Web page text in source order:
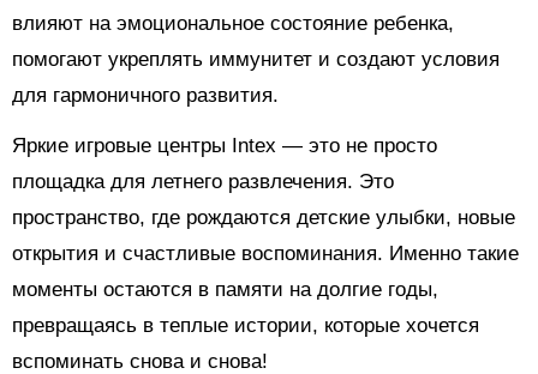
влияют на эмоциональное состояние ребенка,
помогают укреплять иммунитет и создают условия
для гармоничного развития.
Яркие игровые центры Intex — это не просто
площадка для летнего развлечения. Это
пространство, где рождаются детские улыбки, новые
открытия и счастливые воспоминания. Именно такие
моменты остаются в памяти на долгие годы,
превращаясь в теплые истории, которые хочется
вспоминать снова и снова!